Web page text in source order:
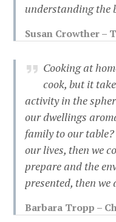
understanding the
Susan Crowther –
Cooking at
cook, but it
activity in the
our dwellings
family to our
our lives, then we
prepare and the
presented, then we
Barbara Tropp –